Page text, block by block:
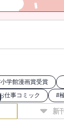
小学館漫画賞受賞
仕事コミック #
新